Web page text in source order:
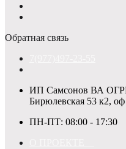
Обратная связь
ИП Самсонов ВА
Бирюлевская 53 к2,
ПН-ПТ: 08:00 - 17:30